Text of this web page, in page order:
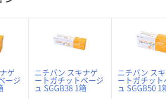
ゲ
ージ
ニチバン スキナゲ
ートガチットベージ
ュ SGGB38 1箱
ニチバン ス
ートガチッ
ュ SGGB50 1